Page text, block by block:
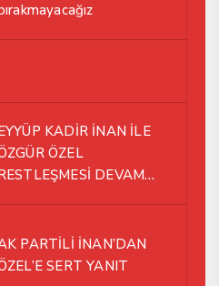
KADİR İNAN İLE
ÖZEL
DEVAM
PARTİLİ İNAN’DAN
SERT YANIT